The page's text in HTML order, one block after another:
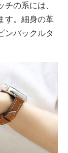
の系には、
す。細身の革
ンバックルタ